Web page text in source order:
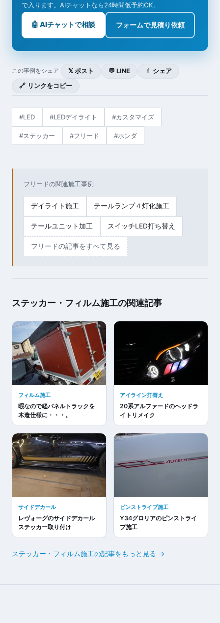
で入ります。AIチャットなら24時間仮予約OK。
🤖 AIチャットで相談 フォームで見積り依頼
この事例をシェア 𝕏 ポスト 💬 LINE
ｆ シェア
🔗 リンクをコピー
#LED #LEDデイライト #カスタマイズ
#ステッカー #フリード #ホンダ
フリードの関連施工事例
デイライト施工 テールランプ４灯化施工
テールユニット加工 スイッチLED打ち替え
フリードの記事をすべて見る
ステッカー・フィルム施工の関連記事
フィルム施工
暇なので軽パネルトラックを
木造仕様に・・・。
アイライン打替え
20系アルファードのヘッドラ
イトリメイク
サイドデカール
レヴォーグのサイドデカール
ステッカー取り付け
ピンストライプ施工
Y34グロリアのピンストライ
プ施工
ステッカー・フィルム施工の記事をもっと見る →